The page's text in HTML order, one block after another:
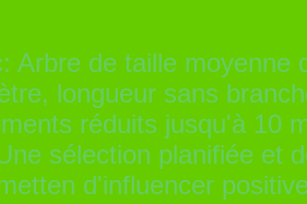
Arbre de taille
longueur sans
réduits jusqu'à 10
sélection planifiée et
d'influencer